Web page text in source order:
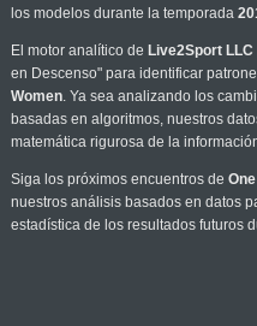
los modelos durante la temporada
El motor analítico de Live2Sport LLC
en Descenso" para identificar
Women. Ya sea analizando los
basadas en algoritmos, nuestros
matemática rigurosa de la
Siga los próximos encuentros de
nuestros análisis basados en datos
estadística de los resultados futuros